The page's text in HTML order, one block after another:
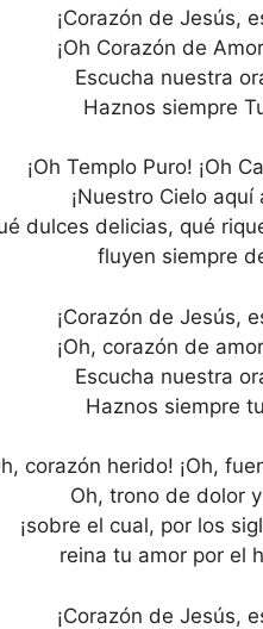
¡Corazón de Jesús,
¡Oh Corazón de
Escucha nuestra
Haznos siempre
¡Oh Templo Puro! ¡Oh
¡Nuestro Cielo aquí
dulces delicias, qué
fluyen siempre
¡Corazón de Jesús,
¡Oh, corazón de
Escucha nuestra
Haznos siempre
corazón herido! ¡Oh,
Oh, trono de dolor
¡sobre el cual, por los
reina tu amor por el
¡Corazón de Jesús,